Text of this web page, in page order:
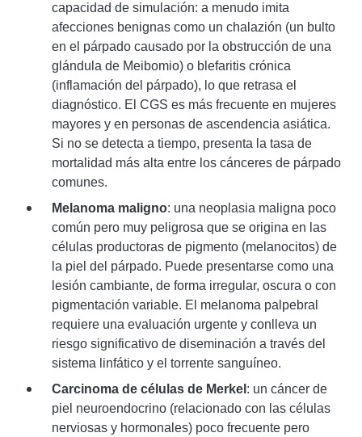
capacidad de simulación: a menudo imita
afecciones benignas como un chalazión (un bulto
en el párpado causado por la obstrucción de una
glándula de Meibomio) o blefaritis crónica
(inflamación del párpado), lo que retrasa el
diagnóstico. El CGS es más frecuente en mujeres
mayores y en personas de ascendencia asiática.
Si no se detecta a tiempo, presenta la tasa de
mortalidad más alta entre los cánceres de párpado
comunes.
Melanoma maligno: una neoplasia maligna poco
común pero muy peligrosa que se origina en las
células productoras de pigmento (melanocitos) de
la piel del párpado. Puede presentarse como una
lesión cambiante, de forma irregular, oscura o con
pigmentación variable. El melanoma palpebral
requiere una evaluación urgente y conlleva un
riesgo significativo de diseminación a través del
sistema linfático y el torrente sanguíneo.
Carcinoma de células de Merkel : un cáncer de
piel neuroendocrino (relacionado con las células
nerviosas y hormonales) poco frecuente pero